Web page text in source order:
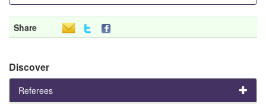
Share
Discover
Referees